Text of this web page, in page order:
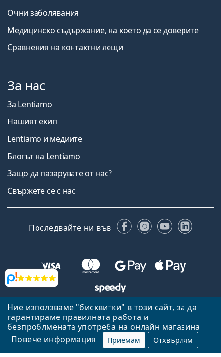
Ние използваме "бисквитки" в този сайт, за да
гарантираме правилната работа и
безпроблмената употреба на онлайн магазина
Повече информация
Приемам Отхвърлям
Прегледи
Очни заболявания
Медицинско съдържание, на което да се доверите
Сравнения на контактни лещи
За нас
За Lentiamo
Нашият екип
Lentiamo и медиите
Блогът на Lentiamo
Защо да пазарувате от нас?
Свържете се с нас
Последвайте ни във FacebookInstagram
YouTube
Назад към началната страница
Нагоре
Lentiamo.bg е собственост и се управлява от Lentiamo s.r.o.,
Република Чехия
Тук сме за вас в продължение на 18 години.